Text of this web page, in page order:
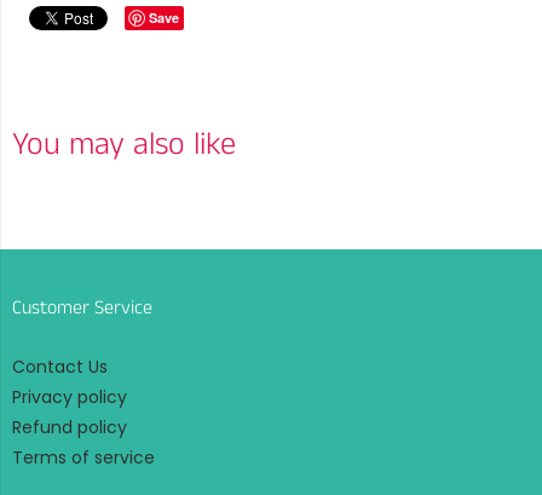
Save
You may also like
Customer Service
Contact Us
Privacy policy
Refund policy
Terms of service